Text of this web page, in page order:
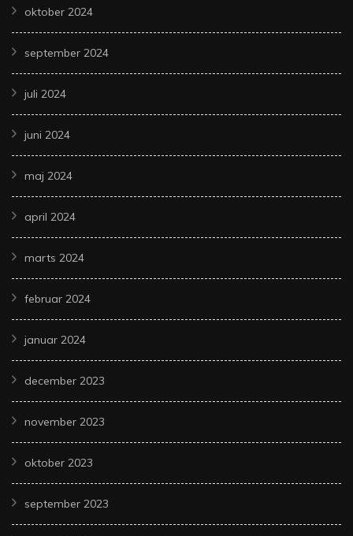
oktober 2024
september 2024
juli 2024
juni 2024
maj 2024
april 2024
marts 2024
februar 2024
januar 2024
december 2023
november 2023
oktober 2023
september 2023